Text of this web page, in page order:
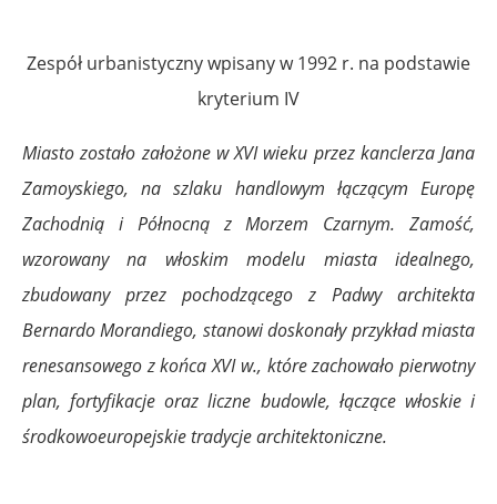
Zespół urbanistyczny wpisany w 1992 r. na podstawie
kryterium IV
Miasto zostało założone w XVI wieku przez kanclerza Jana
Zamoyskiego, na szlaku handlowym łączącym Europę
Zachodnią i Północną z Morzem Czarnym. Zamość,
wzorowany na włoskim modelu miasta idealnego,
zbudowany przez pochodzącego z Padwy architekta
Bernardo Morandiego, stanowi doskonały przykład miasta
renesansowego z końca XVI w., które zachowało pierwotny
plan, fortyfikacje oraz liczne budowle, łączące włoskie i
środkowoeuropejskie tradycje architektoniczne.